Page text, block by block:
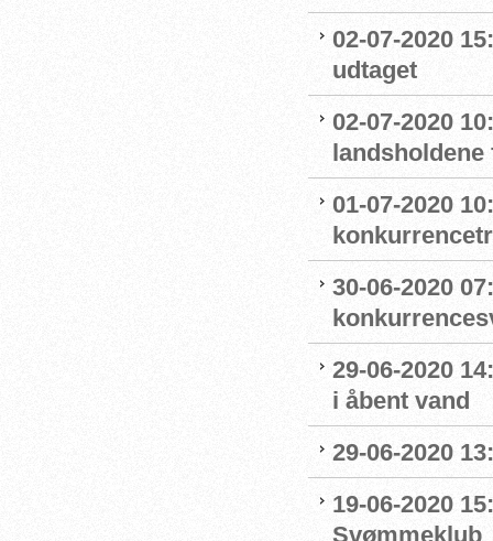
02-07-2020
udtaget
02-07-2020
01-07-2020
30-06-2020
29-06-2020
i åbent vand
29-06-2020
19-06-2020
Svømmeklub